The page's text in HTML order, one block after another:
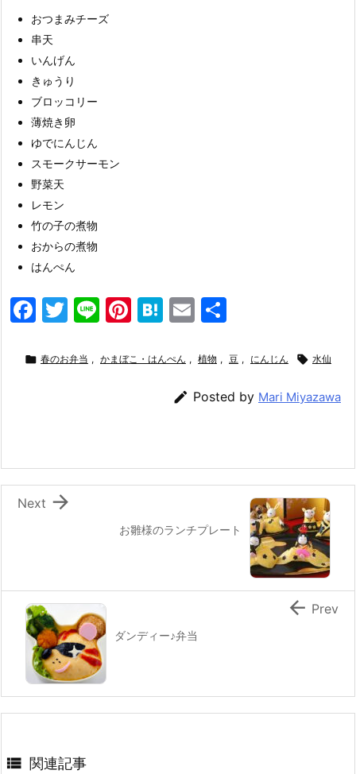
おつまみチーズ
串天
いんげん
きゅうり
ブロッコリー
薄焼き卵
ゆでにんじん
スモークサーモン
野菜天
レモン
竹の子の煮物
おからの煮物
はんぺん
F
c
o
k
T
itt
Li
e
Pi
er
H
e
a
E
ai
l
 春のお弁当 , かまぼこ・はんぺん , 植物 , 豆 , にんじん  水仙
 Posted by Mari Miyazawa
お雛様のランチプレート

Next
ダンディー♪弁当
 Prev
 関連記事